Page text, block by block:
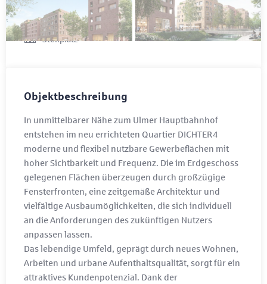
Baujahr
2026
Stellplatz
Objektbeschreibung
In unmittelbarer Nähe zum Ulmer Hauptbahnhof
entstehen im neu errichteten Quartier DICHTER4
moderne und flexibel nutzbare Gewerbeflächen mit
hoher Sichtbarkeit und Frequenz. Die im Erdgeschoss
gelegenen Flächen überzeugen durch großzügige
Fensterfronten, eine zeitgemäße Architektur und
vielfältige Ausbaumöglichkeiten, die sich individuell
an die Anforderungen des zukünftigen Nutzers
anpassen lassen.
Das lebendige Umfeld, geprägt durch neues Wohnen,
Arbeiten und urbane Aufenthaltsqualität, sorgt für ein
attraktives Kundenpotenzial. Dank der